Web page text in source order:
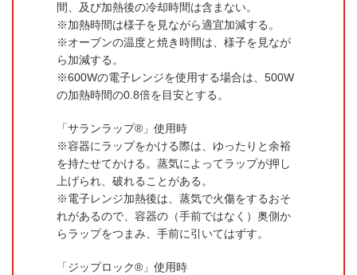
間、及び加熱後の冷却時間は含まない。
加熱時間は様子を見ながら適宜加減する。
オーブンの温度と焼き時間は、様子を見なが
ら加減する。
600Wの電子レンジを使用する場合は、500W
の加熱時間の0.8倍を目安とする。
「サランラップ®」使用時
容器にラップをかける際は、ゆったりと余裕
を持たせてかける。蒸気によってラップが押し
上げられ、破れることがある。
電子レンジ加熱後は、蒸気で火傷をするおそ
れがあるので、容器の（手前ではなく）奥側か
らラップをつまみ、手前に引いてはずす。
「ジップロック®」使用時